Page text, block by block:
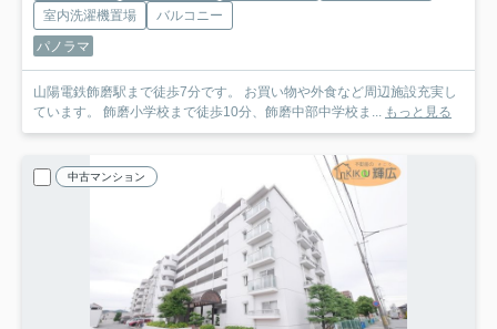
室内洗濯機置場
バルコニー
パノラマ
山陽電鉄飾磨駅まで徒歩7分です。 お買い物や外食など周辺施設充実し
ています。 飾磨小学校まで徒歩10分、飾磨中部中学校ま...
もっと見る
中古マンション